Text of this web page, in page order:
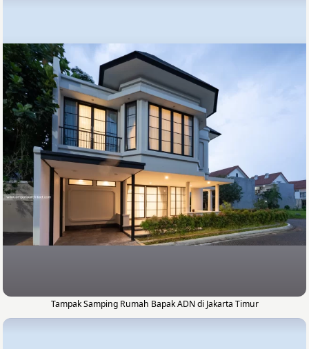
Tampak Samping Rumah Bapak ADN di Jakarta Timur